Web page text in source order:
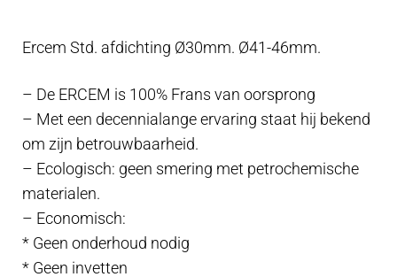
Ø41-
aantal
Ercem Std. afdichting Ø30mm. Ø41-46mm.
– De ERCEM is 100% Frans van oorsprong
– Met een decennialange ervaring staat hij bekend
om zijn betrouwbaarheid.
– Ecologisch: geen smering met petrochemische
materialen.
– Economisch:
* Geen onderhoud nodig
* Geen invetten